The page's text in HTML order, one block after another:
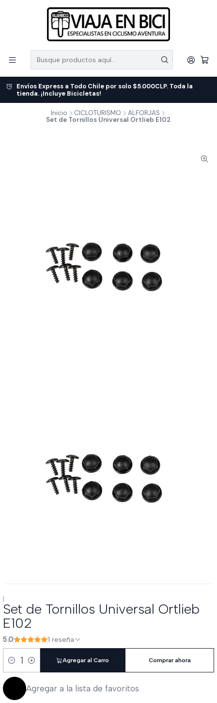
Envíos Express a Todo Chile por solo $5.000CLP. Toda la
tienda. ¡Incluye Bicicletas!
Inicio CICLOTURISMO
ALFORJAS
Set de Tornillos Universal Ortlieb E102
|
Set de Tornillos Universal Ortlieb
E102
5.0 1 reseña
Cantidad
Agregar al Carro Comprar ahora
Agregar a la lista de favoritos